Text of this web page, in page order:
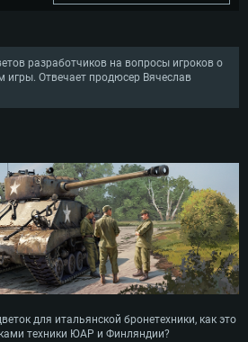
разработчиков на вопросы игроков о
игры. Отвечает продюсер Вячеслав
для итальянской бронетехники, как это
техники ЮАР и Финляндии?